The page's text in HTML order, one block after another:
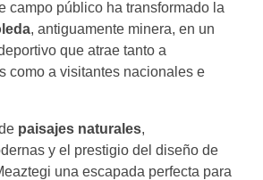
campo público ha transformado la
, antiguamente minera, en un
que atrae tanto a
como a visitantes nacionales e
paisajes naturales,
y el prestigio del diseño de
una escapada perfecta para